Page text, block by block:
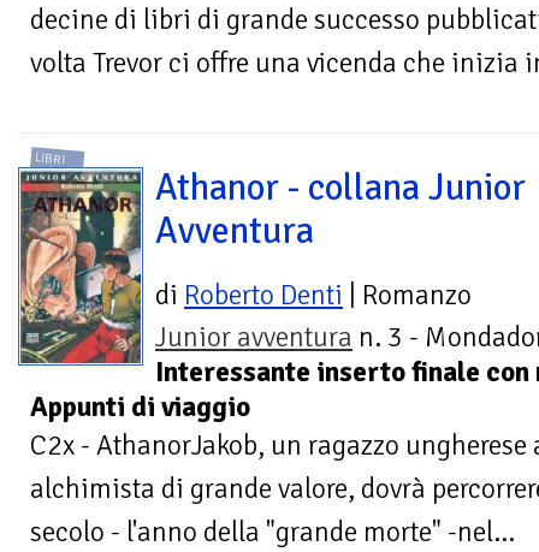
decine di libri di grande successo
volta Trevor ci offre una vicenda che inizia
LIBRI
Athanor - collana Junior
Avventura
di Roberto Denti | Romanzo
Junior avventura n. 3 -
Interessante inserto finale
Appunti di viaggio
C2x - AthanorJakob, un ragazzo
alchimista di grande valore, dovrà
secolo - l'anno della "grande morte" -nel...